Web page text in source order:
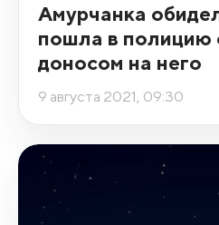
Амурчанка
пошла в
доносом на него
9 августа 2021, 09:30